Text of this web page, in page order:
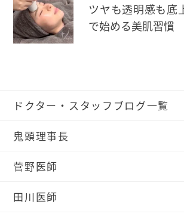
ツヤも透明感も底
で始める美肌習慣
ドクター・スタッフブログ一覧
鬼頭理事長
菅野医師
田川医師